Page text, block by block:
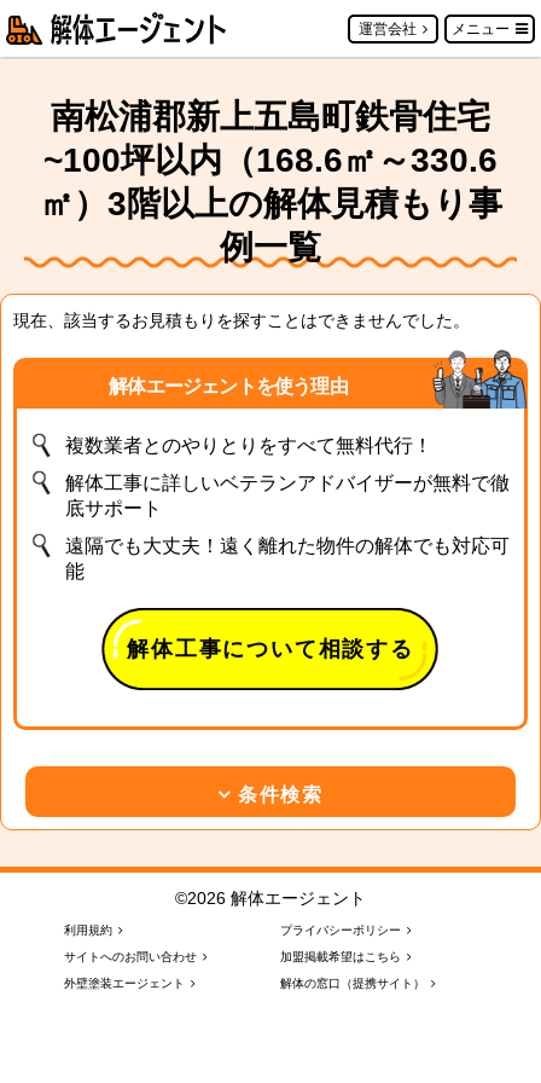
運営会社 メニュー
南松浦郡新上五島町鉄骨住宅
~100坪以内（168.6㎡～330.6
㎡）3階以上の解体見積もり事
例一覧
現在、該当するお見積もりを探すことはできませんでした。
解体エージェントを使う理由
複数業者とのやりとりをすべて無料代行！
解体工事に詳しいベテランアドバイザーが無料で徹
底サポート
遠隔でも大丈夫！遠く離れた物件の解体でも対応可
能
解体工事について相談する
条件検索
©2026 解体エージェント
利用規約
プライバシーポリシー
サイトへのお問い合わせ
加盟掲載希望はこちら
外壁塗装エージェント
解体の窓口（提携サイト）